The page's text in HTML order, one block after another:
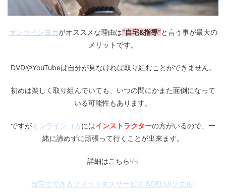
オンラインヨガがオススメな理由は”自宅&指導”と言う事が最大の
メリットです。
DVDやYouTubeは自分が見なければ取り組むことができません。
初めは楽しく取り組んでいても、いつの間にかまた面倒になって
いる可能性もあります。
ですがオンラインヨガにはインストラクターの方がいるので、一
緒に諦めずに頑張って行くことが出来ます。
詳細はこちら☟☟
自宅でできるフィットネスサービス SOELU(ソエル)